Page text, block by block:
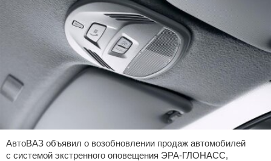
АвтоВАЗ объявил о возобновлении продаж автомобилей
с системой экстренного оповещения ЭРА-ГЛОНАСС,